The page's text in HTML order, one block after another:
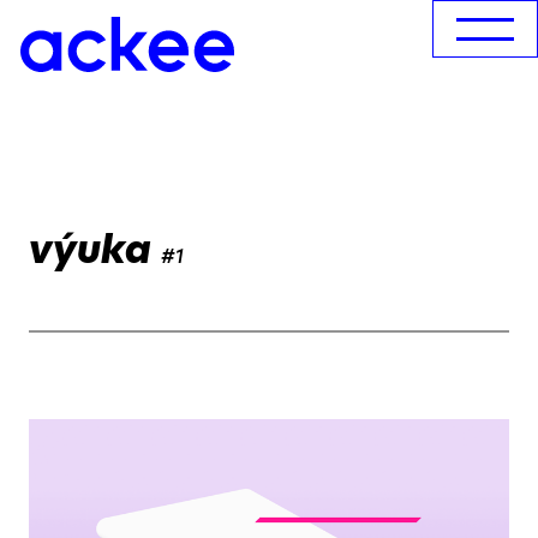
výuka #1